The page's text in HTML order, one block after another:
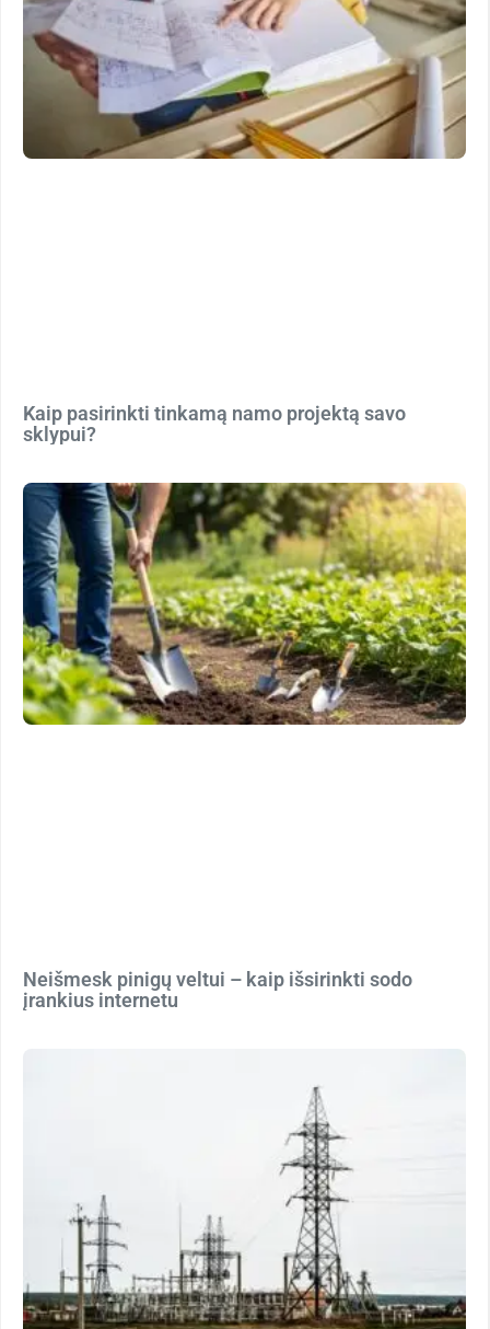
Kaip pasirinkti tinkamą namo projektą savo
sklypui?
Neišmesk pinigų veltui – kaip išsirinkti sodo
įrankius internetu